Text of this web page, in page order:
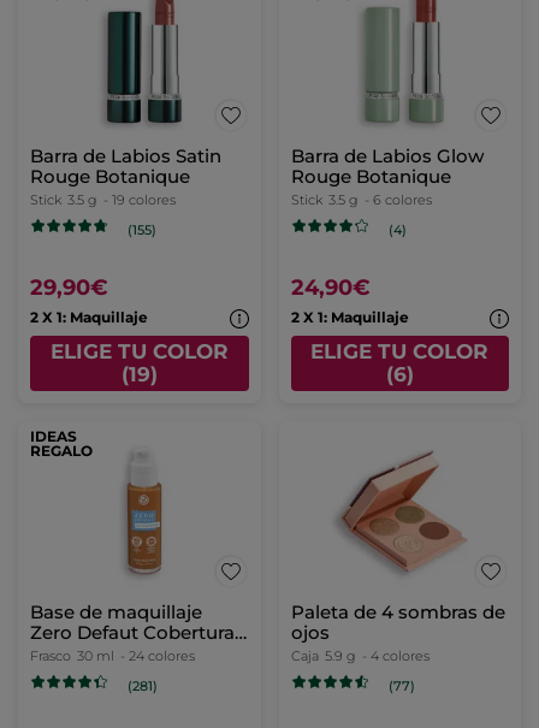
Barra de Labios Satin
Rouge Botanique
Stick 3.5 g - 19 colores
(155)
29,90€
2 X 1: Maquillaje
ELIGE TU COLOR
(19)
Barra de Labios Glow
Rouge Botanique
Stick 3.5 g - 6 colores
(4)
24,90€
2 X 1: Maquillaje
ELIGE TU COLOR
(6)
IDEAS
REGALO
Base de maquillaje
Zero Defaut Cobertura
Impecable, Larga
Duración & Hidratación
24H
Frasco 30 ml - 24 colores
(281)
Paleta de 4 sombras de
ojos
Caja 5.9 g - 4 colores
(77)